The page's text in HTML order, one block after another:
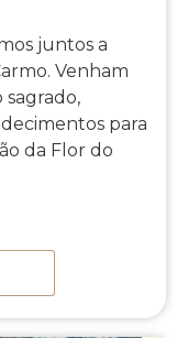
juntos a
Venham
para
da Flor do